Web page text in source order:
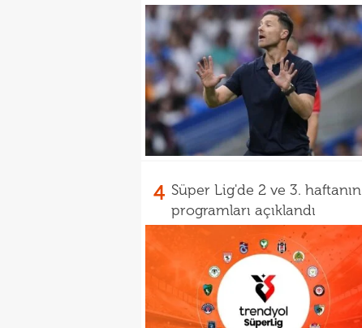
4 Süper Lig'de 2 ve 3. haftanın
programları açıklandı